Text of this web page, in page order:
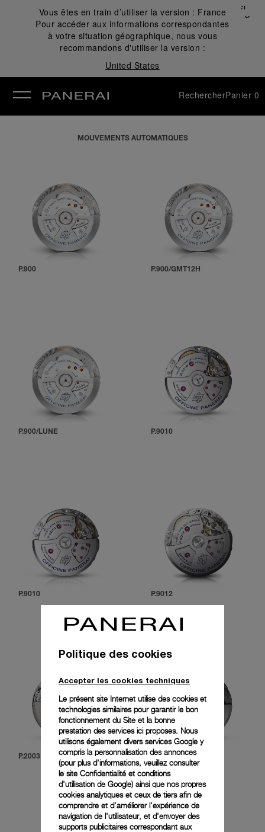
Vous êtes en train d’utiliser la version : France
Pour accéder aux informations correspondantes
à votre situation géographique, nous vous
recommandons d'utiliser la version :
United States
Fermer
✕
RechercherPanier 0
MOUVEMENTS AUTOMATIQUES
P.900 P.900/GMT12H
P.900/LUNE P.9010
P.9010 P.9012
P.2003 P.9100
Politique des cookies
Accepter les cookies techniques
Le présent site Internet utilise des cookies et
technologies similaires pour garantir le bon
fonctionnement du Site et la bonne
prestation des services ici proposes. Nous
utilisons également divers services Google y
compris la personnalisation des annonces
(pour plus d'informations, veuillez consulter
le site Confidentialité et conditions
d'utilisation de Google) ainsi que nos propres
cookies analytiques et ceux de tiers afin de
comprendre et d'améliorer l'expérience de
navigation de l'utilisateur, et d'envoyer des
supports publicitaires correspondant aux